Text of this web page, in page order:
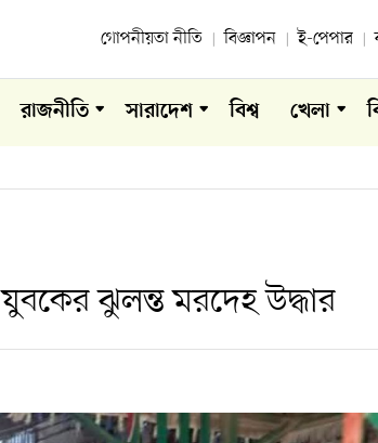
গোপনীয়তা নীতি বিজ্ঞাপন ই-পেপার
রাজনীতি সারাদেশ বিশ্ব খেলা
ঝুলন্ত মরদেহ উদ্ধার